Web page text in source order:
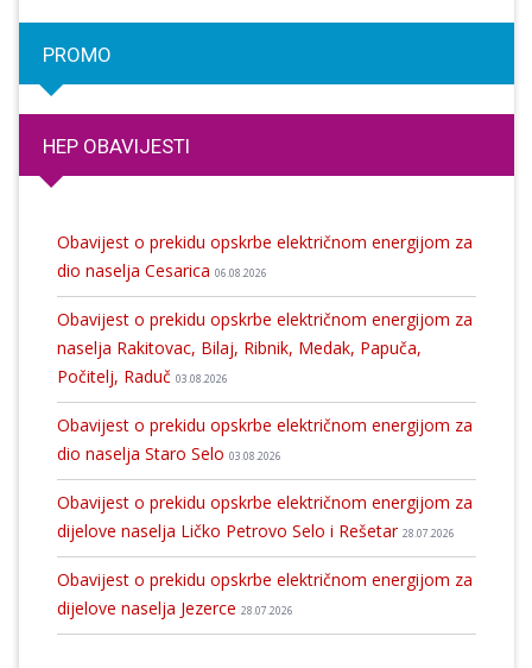
PROMO
HEP OBAVIJESTI
Obavijest o prekidu opskrbe električnom energijom za
dio naselja Cesarica 06.08.2026
Obavijest o prekidu opskrbe električnom energijom za
naselja Rakitovac, Bilaj, Ribnik, Medak, Papuča,
Počitelj, Raduč 03.08.2026
Obavijest o prekidu opskrbe električnom energijom za
dio naselja Staro Selo 03.08.2026
Obavijest o prekidu opskrbe električnom energijom za
dijelove naselja Ličko Petrovo Selo i Rešetar 28.07.2026
Obavijest o prekidu opskrbe električnom energijom za
dijelove naselja Jezerce 28.07.2026